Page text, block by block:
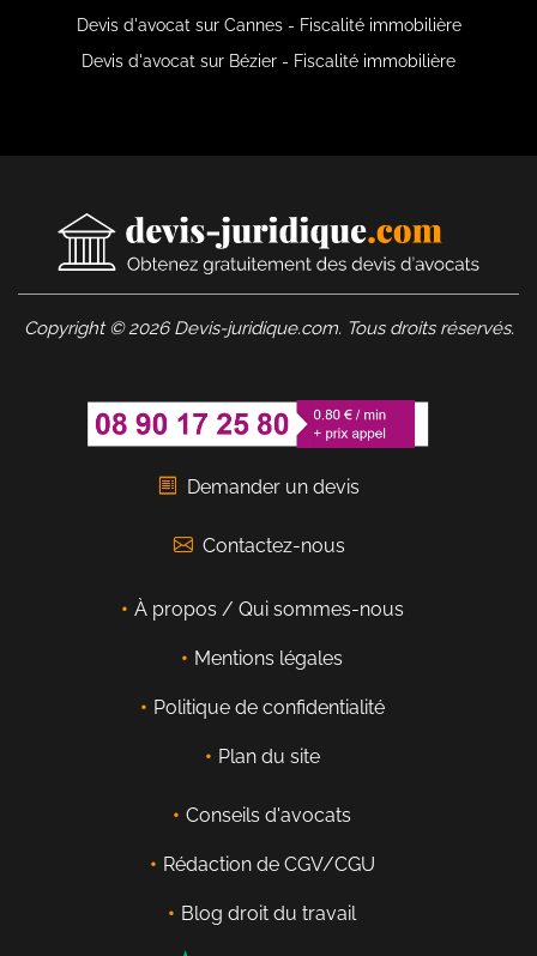
Devis d'avocat sur Cannes - Fiscalité immobilière
Devis d'avocat sur Bézier - Fiscalité immobilière
Copyright © 2026 Devis-juridique.com. Tous droits réservés.
Demander un devis
Contactez-nous
À propos / Qui sommes-nous
Mentions légales
Politique de confidentialité
Plan du site
Conseils d'avocats
Rédaction de CGV/CGU
Blog droit du travail